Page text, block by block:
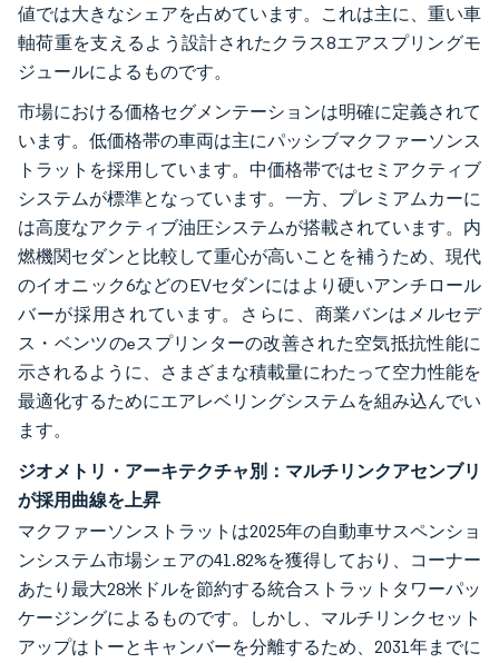
値では大きなシェアを占めています。これは主に、重い車
軸荷重を支えるよう設計されたクラス8エアスプリングモ
ジュールによるものです。
市場における価格セグメンテーションは明確に定義されて
います。低価格帯の車両は主にパッシブマクファーソンス
トラットを採用しています。中価格帯ではセミアクティブ
システムが標準となっています。一方、プレミアムカーに
は高度なアクティブ油圧システムが搭載されています。内
燃機関セダンと比較して重心が高いことを補うため、現代
のイオニック6などのEVセダンにはより硬いアンチロール
バーが採用されています。さらに、商業バンはメルセデ
ス・ベンツのeスプリンターの改善された空気抵抗性能に
示されるように、さまざまな積載量にわたって空力性能を
最適化するためにエアレベリングシステムを組み込んでい
ます。
ジオメトリ・アーキテクチャ別：マルチリンクアセンブリ
が採用曲線を上昇
マクファーソンストラットは2025年の自動車サスペンショ
ンシステム市場シェアの41.82%を獲得しており、コーナー
あたり最大28米ドルを節約する統合ストラットタワーパッ
ケージングによるものです。しかし、マルチリンクセット
アップはトーとキャンバーを分離するため、2031年までに